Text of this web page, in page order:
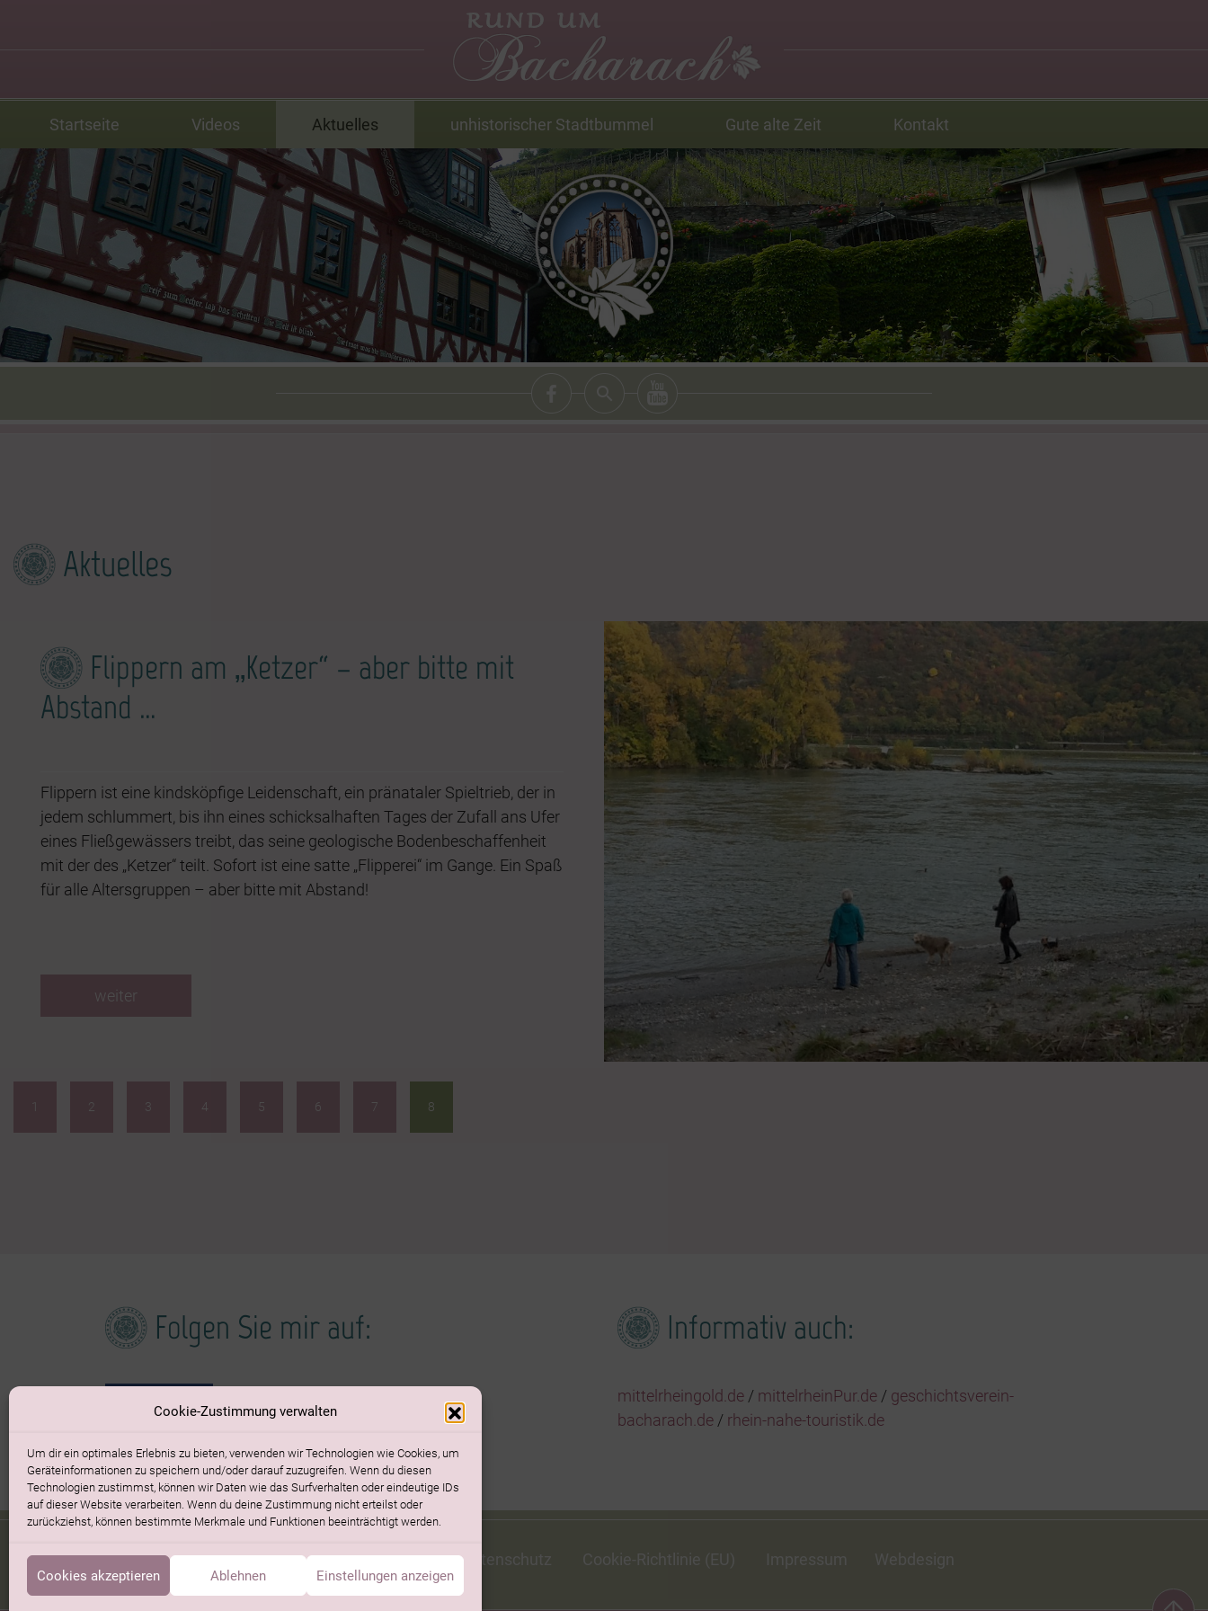
Cookie-Zustimmung verwalten
Um dir ein optimales Erlebnis zu bieten, verwenden wir Technologien wie Cookies, um
Geräteinformationen zu speichern und/oder darauf zuzugreifen. Wenn du diesen
Technologien zustimmst, können wir Daten wie das Surfverhalten oder eindeutige IDs
auf dieser Website verarbeiten. Wenn du deine Zustimmung nicht erteilst oder
zurückziehst, können bestimmte Merkmale und Funktionen beeinträchtigt werden.
Cookies akzeptieren Ablehnen Einstellungen anzeigen
Startseite Videos Aktuelles unhistorischer Stadtbummel Gute alte Zeit Kontakt
Aktuelles
Flippern am „Ketzer“ – aber bitte mit
Abstand …
Flippern ist eine kindsköpfige Leidenschaft, ein pränataler Spieltrieb, der in
jedem schlummert, bis ihn eines schicksalhaften Tages der Zufall ans Ufer
eines Fließgewässers treibt, das seine geologische Bodenbeschaffenheit
mit der des „Ketzer“ teilt. Sofort ist eine satte „Flipperei“ im Gange. Ein Spaß
für alle Altersgruppen – aber bitte mit Abstand!
weiter
2 3 4 5 6 7 8
Folgen Sie mir auf: Informativ auch:
mittelrheingold.de / mittelrheinPur.de / geschichtsverein-
bacharach.de / rhein-nahe-touristik.de
Homepage durchsuchen Datenschutz Cookie-Richtlinie (EU) Impressum Webdesign